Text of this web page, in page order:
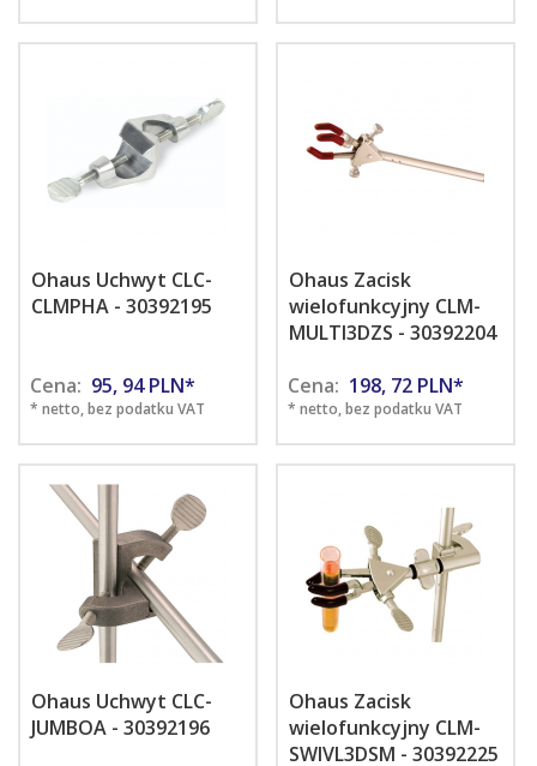
Ohaus Uchwyt CLC-
CLMPHA - 30392195
Cena: 95, 94 PLN*
* netto, bez podatku VAT
Ohaus Zacisk
wielofunkcyjny CLM-
MULTI3DZS - 30392204
Cena: 198, 72 PLN*
* netto, bez podatku VAT
Ohaus Uchwyt CLC-
JUMBOA - 30392196
Ohaus Zacisk
wielofunkcyjny CLM-
SWIVL3DSM - 30392225